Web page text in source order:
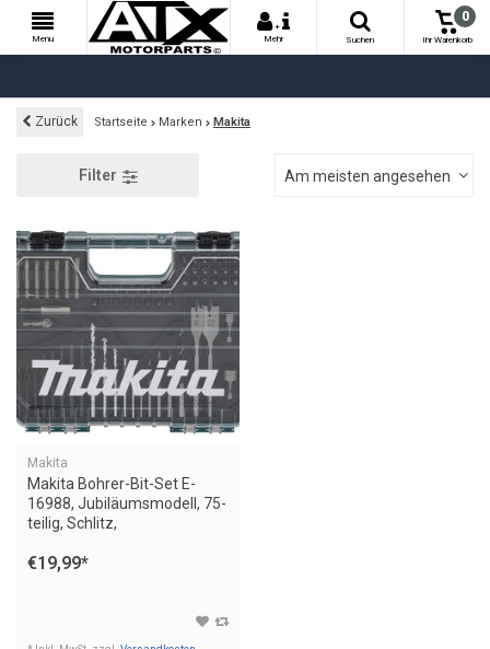
Menu
+
Mehr
Suchen
0
Ihr Warenkorb
Zurück Startseite Marken Makita
Filter Am meisten angesehen
Makita
Makita Bohrer-Bit-Set E-
16988, Jubiläumsmodell, 75-
teilig, Schlitz,
€19,99*